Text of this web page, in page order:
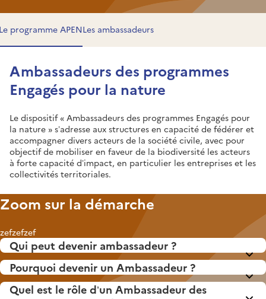
programme APENLes ambassadeurs
Ambassadeurs des programmes
Engagés pour la nature
Le dispositif « Ambassadeurs des programmes Engagés pour
la nature » s’adresse aux structures en capacité de fédérer et
accompagner divers acteurs de la société civile, avec pour
objectif de mobiliser en faveur de la biodiversité les acteurs
à forte capacité d’impact, en particulier les entreprises et les
collectivités territoriales.
Zoom sur la démarche
zefzefzef
Qui peut devenir ambassadeur ?
Pourquoi devenir un Ambassadeur ?
Quel est le rôle d’un Ambassadeur des